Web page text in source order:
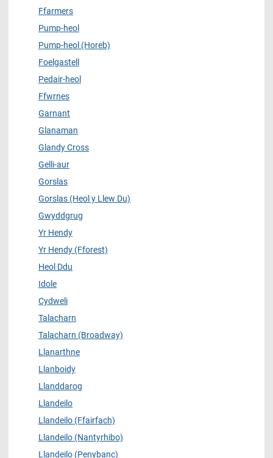
Ffarmers
Pump-heol
Pump-heol (Horeb)
Foelgastell
Pedair-heol
Ffwrnes
Garnant
Glanaman
Glandy Cross
Gelli-aur
Gorslas
Gorslas (Heol y Llew Du)
Gwyddgrug
Yr Hendy
Yr Hendy (Fforest)
Heol Ddu
Idole
Cydweli
Talacharn
Talacharn (Broadway)
Llanarthne
Llanboidy
Llanddarog
Llandeilo
Llandeilo (Ffairfach)
Llandeilo (Nantyrhibo)
Llandeilo (Penybanc)